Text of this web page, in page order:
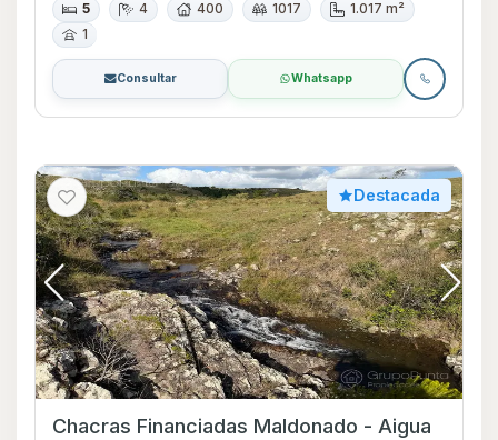
5 4 400 1017
1.017 m²
1
Consultar Whatsapp
Destacada
Chacras Financiadas Maldonado - Aigua